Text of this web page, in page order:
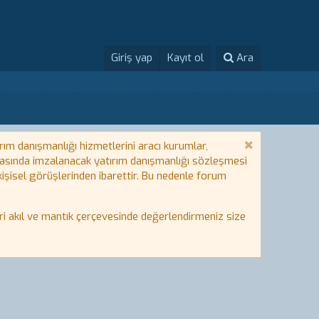
Giriş yap Kayıt ol Ara
danışmanlığı hizmetlerini aracı kurumlar,
imzalanacak yatırım danışmanlığı sözleşmesi
görüşlerinden ibarettir. Bu nedenle forum
ve mantık çerçevesinde değerlendirmeniz size